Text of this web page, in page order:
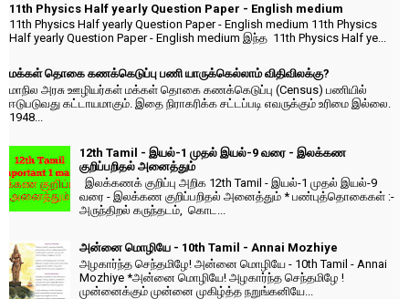
11th Physics Half yearly Question Paper - English medium
11th Physics Half yearly Question Paper - English medium 11th Physics
Half yearly Question Paper - English medium இந்த 11th Physics Half ye...
மக்கள் தொகை கணக்கெடுப்பு பணி யாருக்கெல்லாம் விதிவிலக்கு?
மாநில அரசு ஊழியர்கள் மக்கள் தொகை கணக்கெடுப்பு (Census) பணியில்
ஈடுபடுவது கட்டாயமாகும். இதை நிராகரிக்க சட்டப்படி எவருக்கும் உரிமை இல்லை.
1948...
12th Tamil - இயல்-1 முதல் இயல்-9 வரை - இலக்கண
குறிப்பறிதல் அனைத்தும்
இலக்கணக் குறிப்பு அறிக 12th Tamil - இயல்-1 முதல் இயல்-9
வரை - இலக்கண குறிப்பறிதல் அனைத்தும் * பண்புத்தொகைகள் :-
அருந்திறல் கருந்தடம், கொட...
அன்னை மொழியே - 10th Tamil - Annai Mozhiye
அழகார்ந்த செந்தமிழே! அன்னை மொழியே - 10th Tamil - Annai
Mozhiye *அன்னை மொழியே! அழகார்ந்த செந்தமிழே !
முன்னைக்கும் முன்னை முகிழ்த்த நறுங்கனியே...